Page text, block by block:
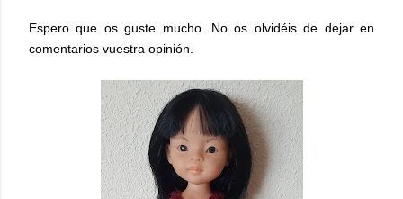
Espero que os guste mucho. No os olvidéis de dejar en
comentarios vuestra opinión.